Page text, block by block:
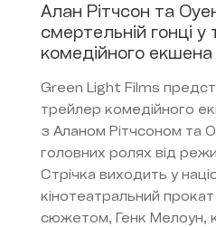
Алан Рітчсон та
смертельній гонці у
комедійного
Green Light Films
трейлер комедійного
з Аланом Рітчсоном та
головних ролях від
Стрічка виходить у
кінотеатральний
сюжетом, Генк Мелоун,